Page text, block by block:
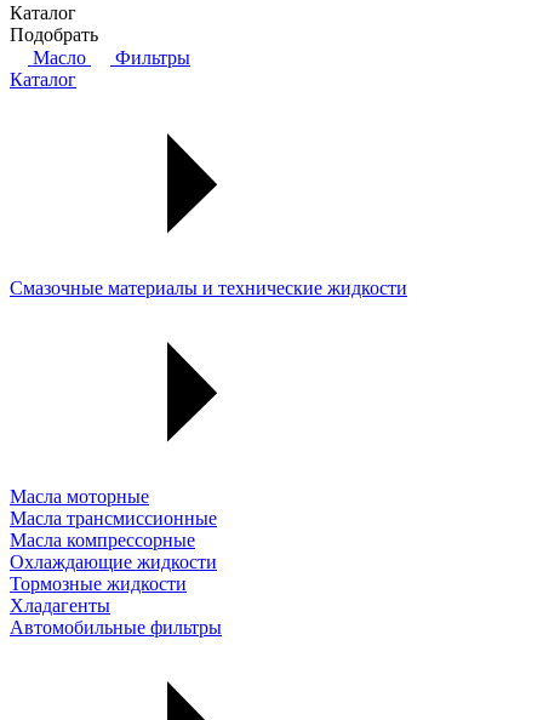
Каталог
Подобрать
Масло
Фильтры
Каталог
Смазочные материалы и технические жидкости
Масла моторные
Масла трансмиссионные
Масла компрессорные
Охлаждающие жидкости
Тормозные жидкости
Хладагенты
Автомобильные фильтры